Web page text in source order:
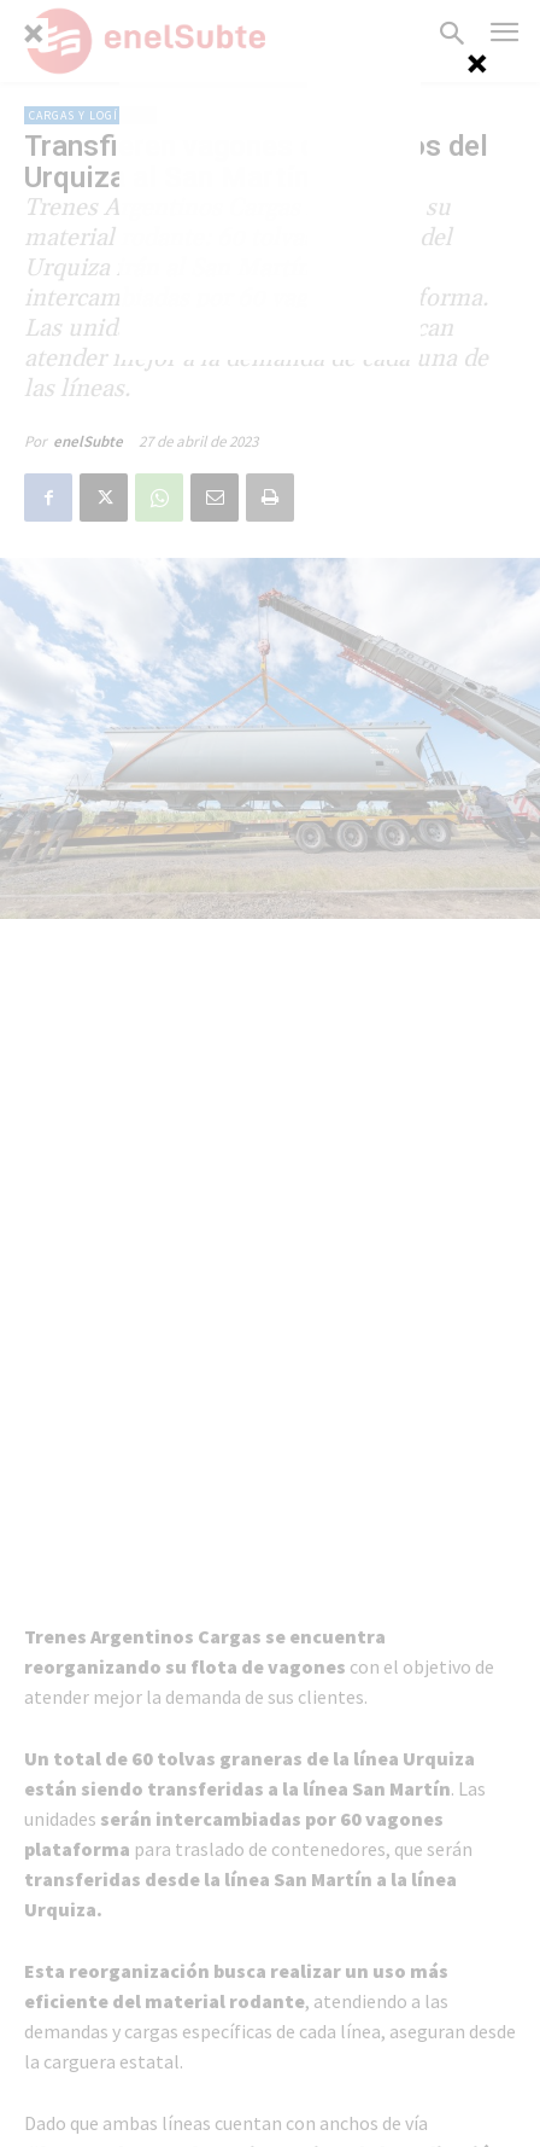
CARGAS Y LOGÍSTICA
Transfieren vagones cerealeros del
Urquiza al San Martín
Trenes Argentinos Cargas reorganiza su
material rodante: 60 tolvas graneras del
Urquiza irán al San Martín, siendo
intercambiadas por 60 vagones plataforma.
Las unidades serán retrochadas. Buscan
atender mejor a la demanda de cada una de
las líneas.
Por enelSubte 27 de abril de 2023
Trenes Argentinos Cargas se encuentra
reorganizando su flota de vagones con el objetivo de
atender mejor la demanda de sus clientes.
Un total de 60 tolvas graneras de la línea Urquiza
están siendo transferidas a la línea San Martín. Las
unidades serán intercambiadas por 60 vagones
plataforma para traslado de contenedores, que serán
transferidas desde la línea San Martín a la línea
Urquiza.
Esta reorganización busca realizar un uso más
eficiente del material rodante, atendiendo a las
demandas y cargas específicas de cada línea, aseguran desde
la carguera estatal.
Dado que ambas líneas cuentan con anchos de vía